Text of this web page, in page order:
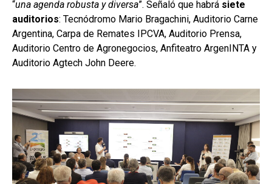
“una agenda robusta y diversa”. Señaló que habrá siete
auditorios: Tecnódromo Mario Bragachini, Auditorio Carne
Argentina, Carpa de Remates IPCVA, Auditorio Prensa,
Auditorio Centro de Agronegocios, Anfiteatro ArgenINTA y
Auditorio Agtech John Deere.